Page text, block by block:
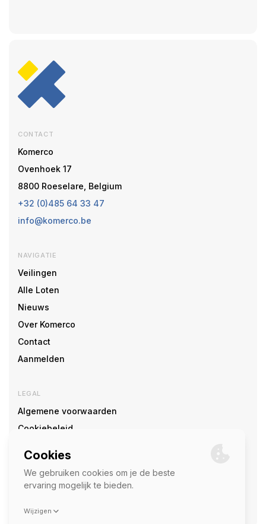
CONTACT
Komerco
Ovenhoek 17
8800 Roeselare, Belgium
+32 (0)485 64 33 47
info@komerco.be
NAVIGATIE
Veilingen
Alle Loten
Nieuws
Over Komerco
Contact
Aanmelden
LEGAL
Algemene voorwaarden
Cookiebeleid
SOCIAL